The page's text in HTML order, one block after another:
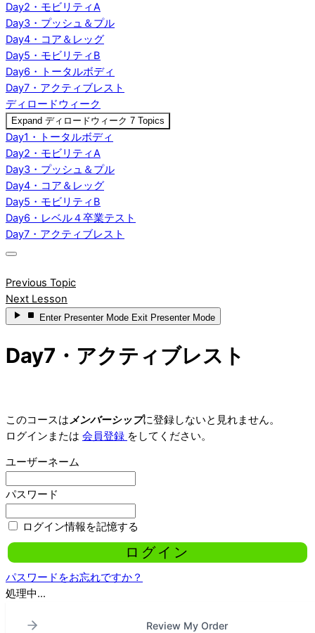
Day2・モビリティA
Day3・プッシュ＆プル
Day4・コア＆レッグ
Day5・モビリティB
Day6・トータルボディ
Day7・アクティブレスト
ディロードウィーク
Expand ディロードウィーク 7 Topics
Day1・トータルボディ
Day2・モビリティA
Day3・プッシュ＆プル
Day4・コア＆レッグ
Day5・モビリティB
Day6・レベル４卒業テスト
Day7・アクティブレスト
Previous Topic
Next Lesson
Enter Presenter Mode Exit Presenter Mode
Day7・アクティブレスト
このコースはメンバーシップに登録しないと見れません。
ログインまたは 会員登録 をしてください。
ユーザーネーム
パスワード
ログイン情報を記憶する
パスワードをお忘れですか？
処理中...
Review My Order